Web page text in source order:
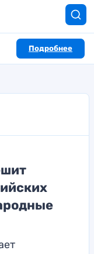
Подробнее